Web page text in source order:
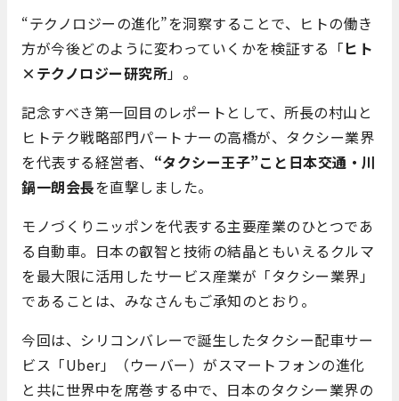
“テクノロジーの進化”を洞察することで、ヒトの働き
方が今後どのように変わっていくかを検証する「ヒト
×テクノロジー研究所」。
記念すべき第一回目のレポートとして、所長の村山と
ヒトテク戦略部門パートナーの高橋が、タクシー業界
を代表する経営者、 “タクシー王子”こと日本交通・川
鍋一朗会長を直撃しました。
モノづくりニッポンを代表する主要産業のひとつであ
る自動車。日本の叡智と技術の結晶ともいえるクルマ
を最大限に活用したサービス産業が「タクシー業界」
であることは、みなさんもご承知のとおり。
今回は、シリコンバレーで誕生したタクシー配車サー
ビス「Uber」（ウーバー）がスマートフォンの進化
と共に世界中を席巻する中で、日本のタクシー業界の